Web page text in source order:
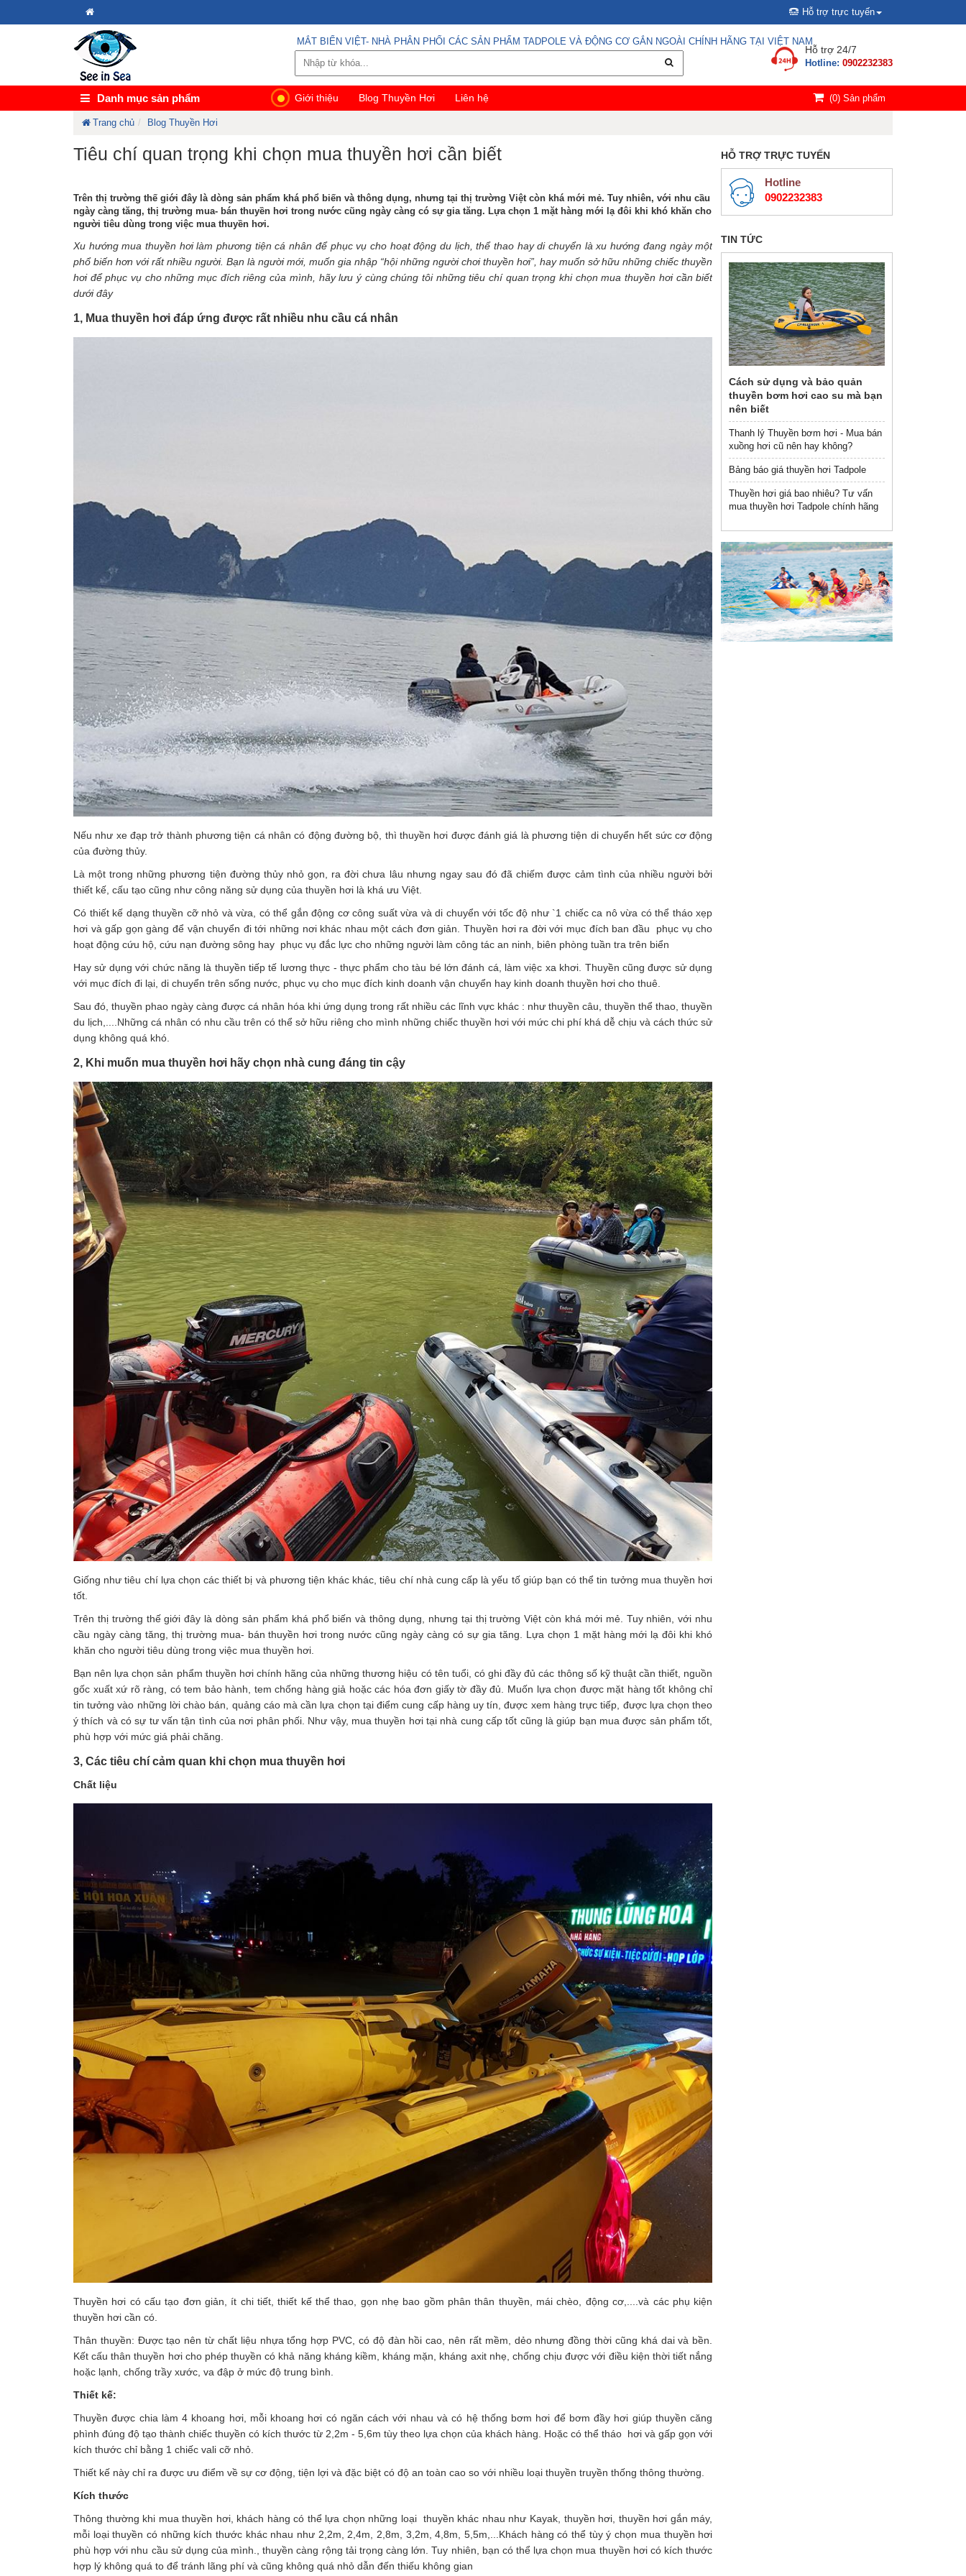
Hỗ trợ trực tuyến
MẮT BIỂN VIỆT- NHÀ PHÂN PHỐI CÁC SẢN PHẨM TADPOLE VÀ ĐỘNG CƠ GẮN NGOÀI CHÍNH HÃNG TẠI VIỆT NAM
Hỗ trợ 24/7
Hotline: 0902232383
Danh mục sản phẩm Giới thiệu Blog Thuyền Hơi Liên hệ (0) Sản phẩm
Trang chủ Blog Thuyền Hơi
HỖ TRỢ TRỰC TUYẾN
Hotline
0902232383
TIN TỨC
Cách sử dụng và bảo quản
thuyền bơm hơi cao su mà bạn
nên biết
Thanh lý Thuyền bơm hơi - Mua bán
xuồng hơi cũ nên hay không?
Bảng báo giá thuyền hơi Tadpole
Thuyền hơi giá bao nhiêu? Tư vấn
mua thuyền hơi Tadpole chính hãng
Tiêu chí quan trọng khi chọn mua thuyền hơi cần biết
Trên thị trường thế giới đây là dòng sản phẩm khá phổ biến và thông dụng, nhưng tại thị trường Việt còn khá mới mẻ. Tuy nhiên, với nhu cầu
ngày càng tăng, thị trường mua- bán thuyền hơi trong nước cũng ngày càng có sự gia tăng. Lựa chọn 1 mặt hàng mới lạ đôi khi khó khăn cho
người tiêu dùng trong việc mua thuyền hơi.
Xu hướng mua thuyền hơi làm phương tiện cá nhân để phục vụ cho hoạt động du lịch, thể thao hay di chuyển là xu hướng đang ngày một
phổ biến hơn với rất nhiều người. Bạn là người mới, muốn gia nhập “hội những người chơi thuyền hơi”, hay muốn sở hữu những chiếc thuyền
hơi để phục vụ cho những mục đích riêng của mình, hãy lưu ý cùng chúng tôi những tiêu chí quan trọng khi chọn mua thuyền hơi cần biết
dưới đây
1, Mua thuyền hơi đáp ứng được rất nhiều nhu cầu cá nhân
Nếu như xe đạp trở thành phương tiện cá nhân có động đường bộ, thì thuyền hơi được đánh giá là phương tiện di chuyển hết sức cơ động
của đường thủy.
Là một trong những phương tiện đường thủy nhỏ gọn, ra đời chưa lâu nhưng ngay sau đó đã chiếm được cảm tình của nhiều người bởi
thiết kế, cấu tạo cũng như công năng sử dụng của thuyền hơi là khá ưu Việt.
Có thiết kế dạng thuyền cỡ nhỏ và vừa, có thể gắn động cơ công suất vừa và di chuyển với tốc độ như `1 chiếc ca nô vừa có thể tháo xẹp
hơi và gấp gọn gàng để vận chuyển đi tới những nơi khác nhau một cách đơn giản. Thuyền hơi ra đời với mục đích ban đầu phục vụ cho
hoạt động cứu hộ, cứu nạn đường sông hay phục vụ đắc lực cho những người làm công tác an ninh, biên phòng tuần tra trên biển
Hay sử dụng với chức năng là thuyền tiếp tế lương thực - thực phẩm cho tàu bé lớn đánh cá, làm việc xa khơi. Thuyền cũng được sử dụng
với mục đích đi lại, di chuyển trên sống nước, phục vụ cho mục đích kinh doanh vận chuyển hay kinh doanh thuyền hơi cho thuê.
Sau đó, thuyền phao ngày càng được cá nhân hóa khi ứng dụng trong rất nhiều các lĩnh vực khác : như thuyền câu, thuyền thể thao, thuyền
du lịch,....Những cá nhân có nhu cầu trên có thể sở hữu riêng cho mình những chiếc thuyền hơi với mức chi phí khá dễ chịu và cách thức sử
dụng không quá khó.
2, Khi muốn mua thuyền hơi hãy chọn nhà cung đáng tin cậy
Giống như tiêu chí lựa chọn các thiết bị và phương tiện khác khác, tiêu chí nhà cung cấp là yếu tố giúp bạn có thể tin tưởng mua thuyền hơi
tốt.
Trên thị trường thế giới đây là dòng sản phẩm khá phổ biến và thông dụng, nhưng tại thị trường Việt còn khá mới mẻ. Tuy nhiên, với nhu
cầu ngày càng tăng, thị trường mua- bán thuyền hơi trong nước cũng ngày càng có sự gia tăng. Lựa chọn 1 mặt hàng mới lạ đôi khi khó
khăn cho người tiêu dùng trong việc mua thuyền hơi.
Bạn nên lựa chọn sản phẩm thuyền hơi chính hãng của những thương hiệu có tên tuổi, có ghi đầy đủ các thông số kỹ thuật cần thiết, nguồn
gốc xuất xứ rõ ràng, có tem bảo hành, tem chống hàng giả hoặc các hóa đơn giấy tờ đầy đủ. Muốn lựa chọn được mặt hàng tốt không chỉ
tin tưởng vào những lời chào bán, quảng cáo mà cần lựa chọn tại điểm cung cấp hàng uy tín, được xem hàng trực tiếp, được lựa chọn theo
ý thích và có sự tư vấn tận tình của nơi phân phối. Như vậy, mua thuyền hơi tại nhà cung cấp tốt cũng là giúp bạn mua được sản phẩm tốt,
phù hợp với mức giá phải chăng.
3, Các tiêu chí cảm quan khi chọn mua thuyền hơi
Chất liệu
Thuyền hơi có cấu tạo đơn giản, ít chi tiết, thiết kế thể thao, gọn nhẹ bao gồm phân thân thuyền, mái chèo, động cơ,....và các phụ kiện
thuyền hơi cần có.
Thân thuyền: Được tạo nên từ chất liệu nhựa tổng hợp PVC, có độ đàn hồi cao, nên rất mềm, dẻo nhưng đồng thời cũng khá dai và bền.
Kết cấu thân thuyền hơi cho phép thuyền có khả năng kháng kiềm, kháng mặn, kháng axit nhẹ, chống chịu được với điều kiện thời tiết nắng
hoặc lạnh, chống trầy xước, va đập ở mức độ trung bình.
Thiết kế:
Thuyền được chia làm 4 khoang hơi, mỗi khoang hơi có ngăn cách với nhau và có hệ thống bơm hơi để bơm đầy hơi giúp thuyền căng
phình đúng độ tạo thành chiếc thuyền có kích thước từ 2,2m - 5,6m tùy theo lựa chọn của khách hàng. Hoặc có thể tháo hơi và gấp gọn với
kích thước chỉ bằng 1 chiếc vali cỡ nhỏ.
Thiết kế này chỉ ra được ưu điểm về sự cơ động, tiện lợi và đặc biệt có độ an toàn cao so với nhiều loại thuyền truyền thống thông thường.
Kích thước
Thông thường khi mua thuyền hơi, khách hàng có thể lựa chọn những loại thuyền khác nhau như Kayak, thuyền hơi, thuyền hơi gắn máy,
mỗi loại thuyền có những kích thước khác nhau như 2,2m, 2,4m, 2,8m, 3,2m, 4,8m, 5,5m,...Khách hàng có thể tùy ý chọn mua thuyền hơi
phù hợp với nhu cầu sử dụng của mình., thuyền càng rộng tải trọng càng lớn. Tuy nhiên, bạn có thể lựa chọn mua thuyền hơi có kích thước
hợp lý không quá to để tránh lãng phí và cũng không quá nhỏ dẫn đến thiếu không gian